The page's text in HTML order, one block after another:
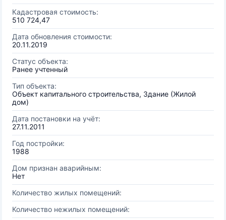
Кадастровая стоимость:
510 724,47
Дата обновления стоимости:
20.11.2019
Статус объекта:
Ранее учтенный
Тип объекта:
Объект капитального строительства, Здание (Жилой
дом)
Дата постановки на учёт:
27.11.2011
Год постройки:
1988
Дом признан аварийным:
Нет
Количество жилых помещений:
Количество нежилых помещений: